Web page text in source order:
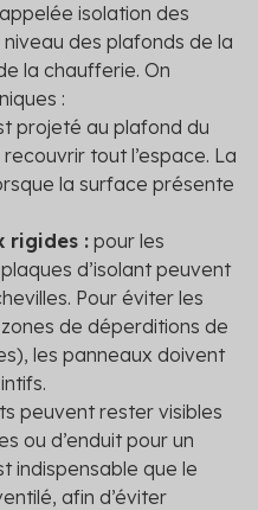
isolation des
des plafonds de la
la chaufferie. On
:
projeté au plafond du
tout l’espace. La
la surface présente
rigides : pour les
d’isolant peuvent
Pour éviter les
de déperditions de
les panneaux doivent
peuvent rester visibles
ou d’enduit pour un
indispensable que le
afin d’éviter